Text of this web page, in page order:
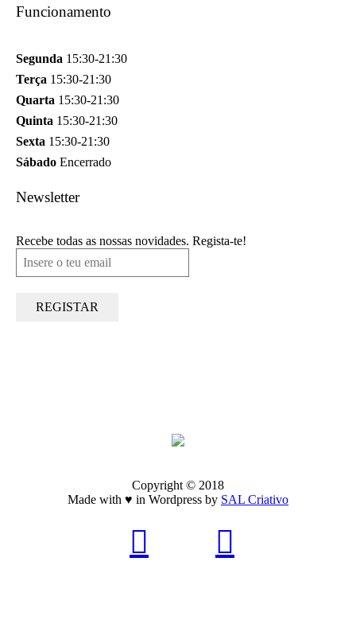
Funcionamento
Segunda 15:30-21:30
Terça 15:30-21:30
Quarta 15:30-21:30
Quinta 15:30-21:30
Sexta 15:30-21:30
Sábado Encerrado
Newsletter
Recebe todas as nossas novidades. Regista-te!
Copyright © 2018
Made with ♥ in Wordpress by SAL Criativo